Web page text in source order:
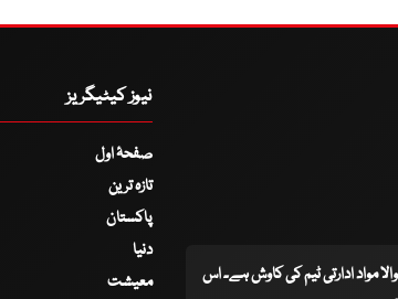
مواد ادارتی ٹیم کی کاوش ہے۔ اس
نیوز کیٹیگریز
صفحۂ اول
تازہ ترین
پاکستان
دنیا
معیشت